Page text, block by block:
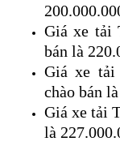
Giá xe tải
bán là
Giá xe tải
chào bán
Giá xe tải
là